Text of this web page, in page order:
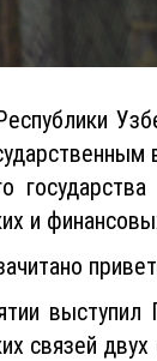
и
выступил
связей